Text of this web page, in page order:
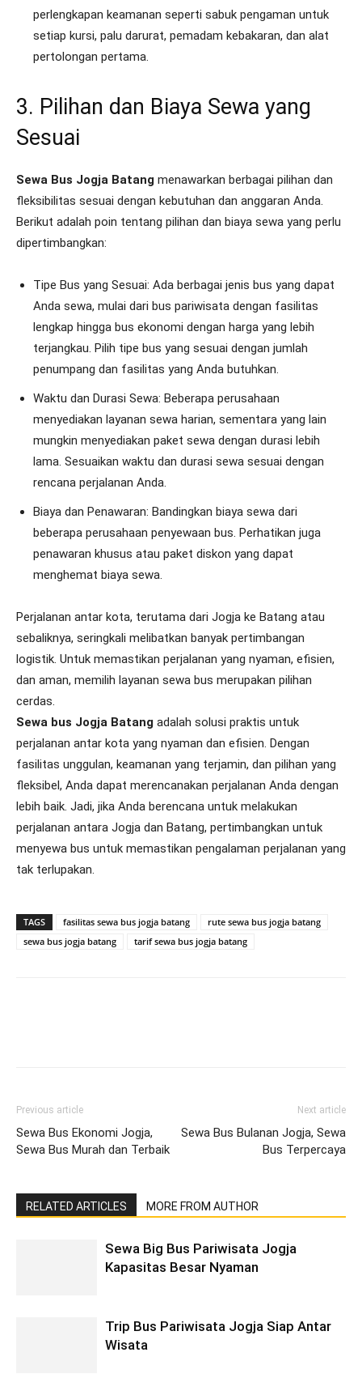
perlengkapan keamanan seperti sabuk pengaman untuk
setiap kursi, palu darurat, pemadam kebakaran, dan alat
pertolongan pertama.
3. Pilihan dan Biaya Sewa yang
Sesuai
Sewa Bus Jogja Batang menawarkan berbagai pilihan dan
fleksibilitas sesuai dengan kebutuhan dan anggaran Anda.
Berikut adalah poin tentang pilihan dan biaya sewa yang perlu
dipertimbangkan:
Tipe Bus yang Sesuai: Ada berbagai jenis bus yang dapat
Anda sewa, mulai dari bus pariwisata dengan fasilitas
lengkap hingga bus ekonomi dengan harga yang lebih
terjangkau. Pilih tipe bus yang sesuai dengan jumlah
penumpang dan fasilitas yang Anda butuhkan.
Waktu dan Durasi Sewa: Beberapa perusahaan
menyediakan layanan sewa harian, sementara yang lain
mungkin menyediakan paket sewa dengan durasi lebih
lama. Sesuaikan waktu dan durasi sewa sesuai dengan
rencana perjalanan Anda.
Biaya dan Penawaran: Bandingkan biaya sewa dari
beberapa perusahaan penyewaan bus. Perhatikan juga
penawaran khusus atau paket diskon yang dapat
menghemat biaya sewa.
Perjalanan antar kota, terutama dari Jogja ke Batang atau
sebaliknya, seringkali melibatkan banyak pertimbangan
logistik. Untuk memastikan perjalanan yang nyaman, efisien,
dan aman, memilih layanan sewa bus merupakan pilihan
cerdas.
Sewa bus Jogja Batang adalah solusi praktis untuk
perjalanan antar kota yang nyaman dan efisien. Dengan
fasilitas unggulan, keamanan yang terjamin, dan pilihan yang
fleksibel, Anda dapat merencanakan perjalanan Anda dengan
lebih baik. Jadi, jika Anda berencana untuk melakukan
perjalanan antara Jogja dan Batang, pertimbangkan untuk
menyewa bus untuk memastikan pengalaman perjalanan yang
tak terlupakan.
TAGS fasilitas sewa bus jogja batang
rute sewa bus jogja batang
sewa bus jogja batang
tarif sewa bus jogja batang
Previous article
Sewa Bus Ekonomi Jogja,
Sewa Bus Murah dan Terbaik
Next article
Sewa Bus Bulanan Jogja, Sewa
Bus Terpercaya
RELATED ARTICLES MORE FROM AUTHOR
Sewa Big Bus Pariwisata Jogja
Kapasitas Besar Nyaman
Trip Bus Pariwisata Jogja Siap Antar
Wisata